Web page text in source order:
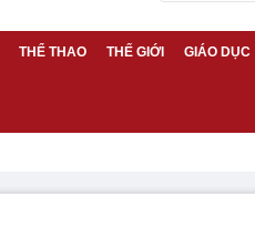
THỂ THAO THẾ GIỚI GIÁO DỤC